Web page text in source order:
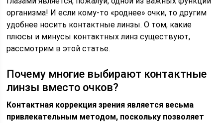
организма! И если кому-то «роднее» очки, то другим
удобнее носить контактные линзы. О том, какие
плюсы и минусы контактных линз существуют,
рассмотрим в этой статье.
Почему многие выбирают контактные
линзы вместо очков?
Контактная коррекция зрения является весьма
привлекательным методом, поскольку позволяет